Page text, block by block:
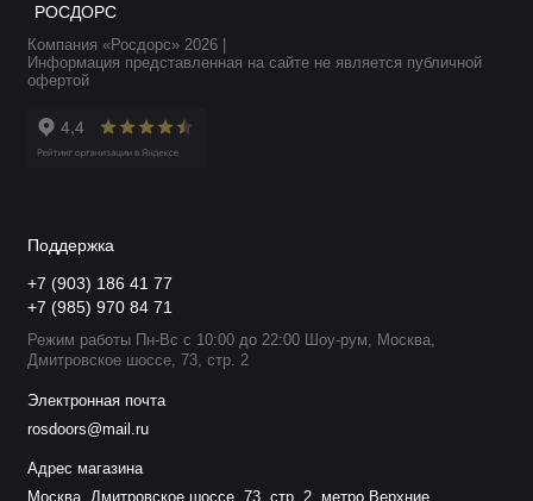
РОСДОРС
Компания «Росдорс» 2026 |
Информация представленная на сайте не является публичной
офертой
Поддержка
+7 (903) 186 41 77
+7 (985) 970 84 71
Режим работы Пн-Вс с 10:00 до 22:00 Шоу-рум, Москва,
Дмитровское шоссе, 73, стр. 2
Электронная почта
rosdoors@mail.ru
Адрес магазина
Москва, Дмитровское шоссе, 73, стр. 2, метро Верхние